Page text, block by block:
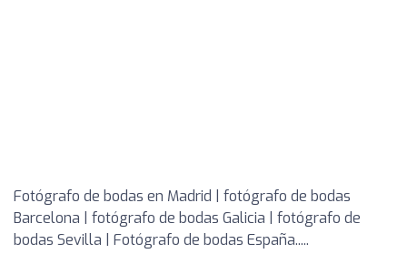
Fotógrafo de bodas en Madrid | fotógrafo de bodas
Barcelona | fotógrafo de bodas Galicia | fotógrafo de
bodas Sevilla | Fotógrafo de bodas España.....